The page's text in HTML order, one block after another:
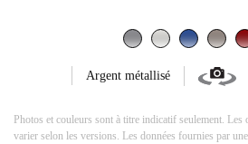
Argent métallisé
Photos et couleurs sont à titre indicatif seulement.
varier selon les versions. Les données fournies par